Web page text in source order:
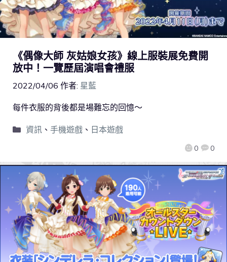
《偶像大師 灰姑娘女孩》線上服裝展免費開
放中！一覽歷屆演唱會禮服
2022/04/06 作者: 星藍
0 0
每件衣服的背後都是場難忘的回憶～
資訊、 手機遊戲、 日本遊戲